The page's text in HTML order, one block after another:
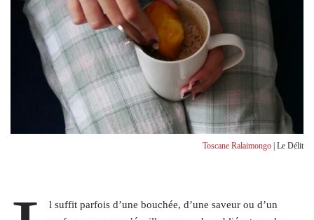
Toscane Ralaimongo | Le Délit
l suffit parfois d’une bouchée, d’une saveur ou d’un